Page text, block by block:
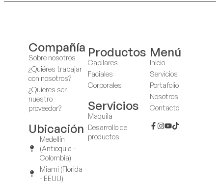
Compañía
Sobre nosotros
¿Quiéres trabajar
con nosotros?
¿Quieres ser
nuestro
proveedor?
Ubicación
Medellín
(Antioquia -
Colombia)
Miami (Florida
- EEUU)
Productos
Capilares
Faciales
Corporales
Servicios
Maquila
Desarrollo de
productos
Menú
Inicio
Servicios
Portafolio
Nosotros
Contacto